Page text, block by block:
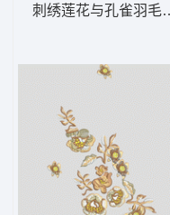
刺绣莲花与孔雀羽毛